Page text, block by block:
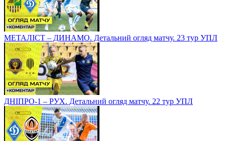
МЕТАЛІСТ – ДИНАМО. Детальний огляд матчу. 23 тур УПЛ
ДНІПРО-1 – РУХ. Детальний огляд матчу. 22 тур УПЛ